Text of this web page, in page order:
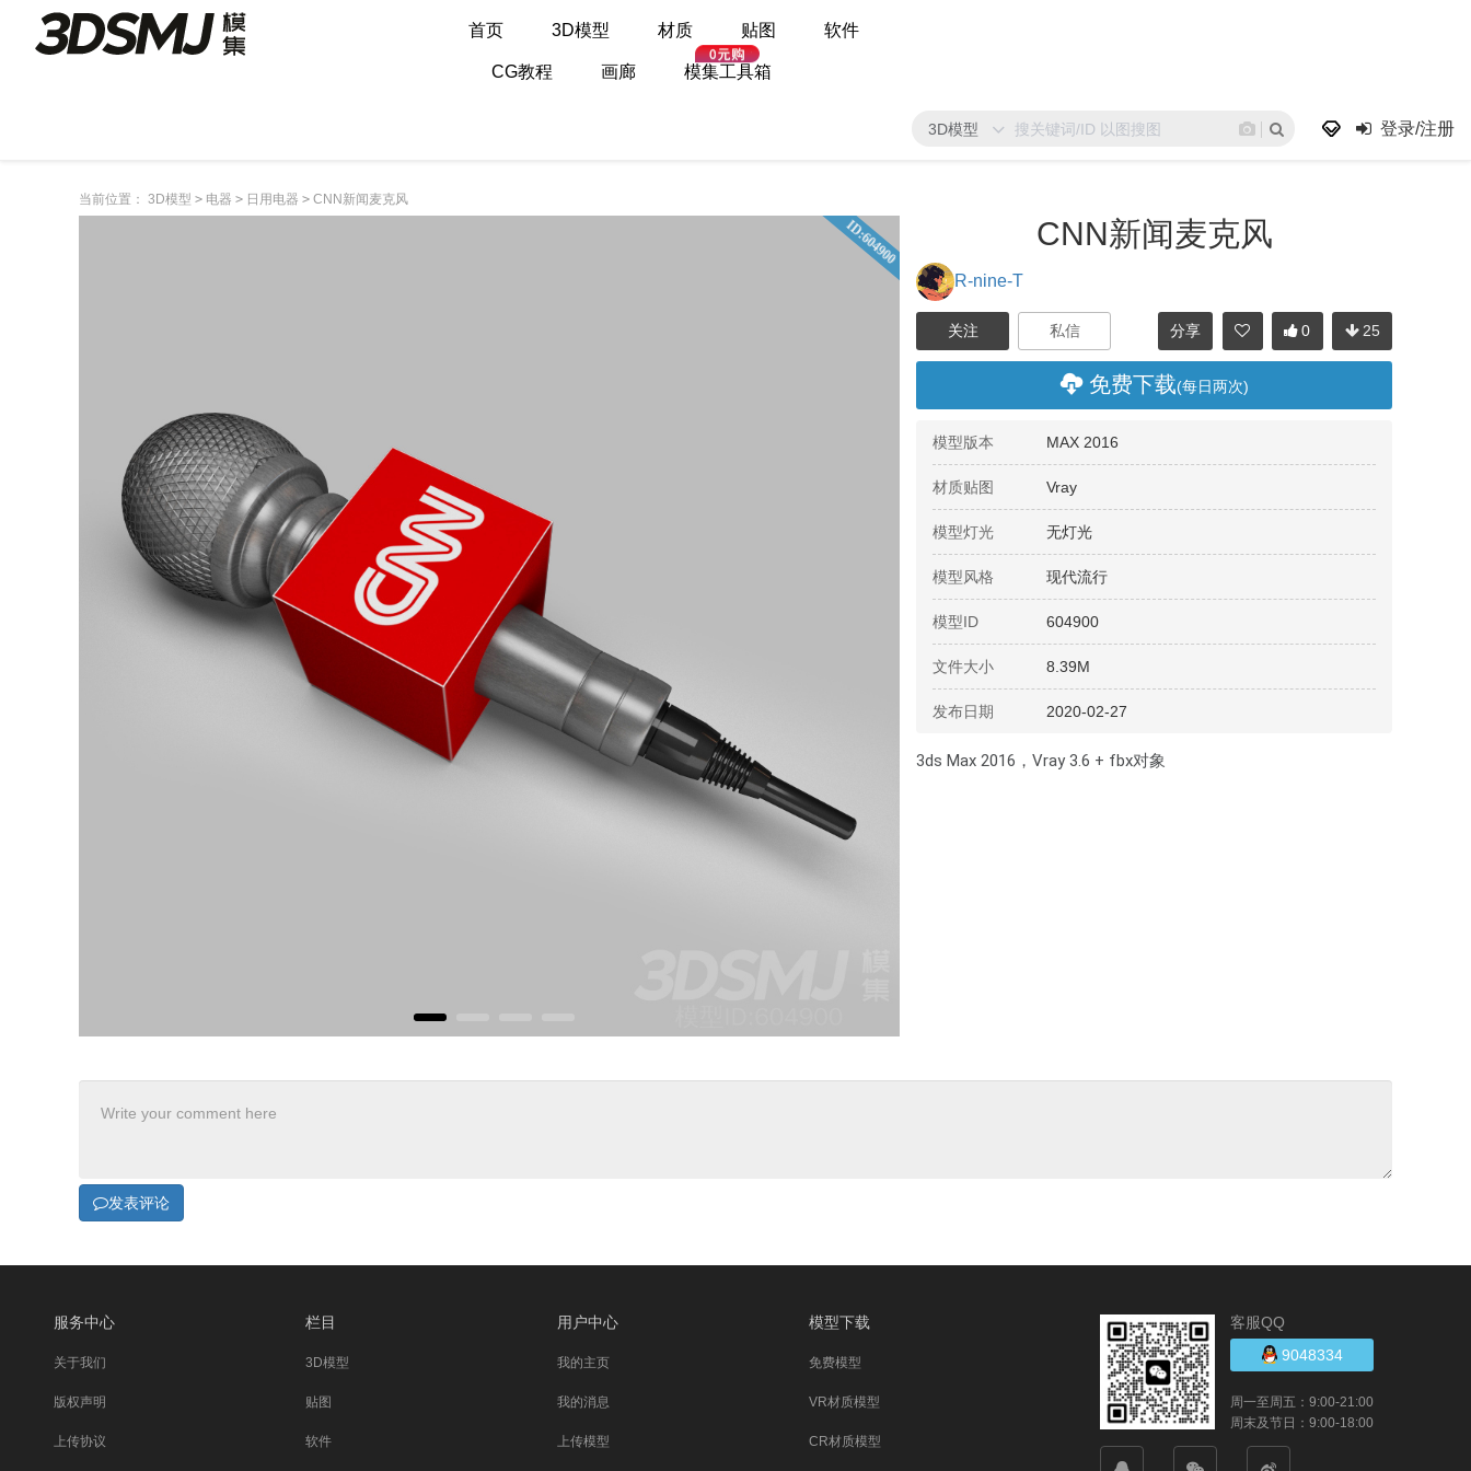
首页 3D模型 材质 贴图 软件
CG教程 画廊 模集工具箱
3D模型 登录/注册
当前位置： 3D模型 > 电器 > 日用电器 > CNN新闻麦克风
ID:604900 CNN新闻麦克风
R-nine-T
25
0
分享
免费下载(每日两次)
模型版本 MAX 2016
材质贴图 Vray
模型灯光 无灯光
模型风格 现代流行
模型ID 604900
文件大小 8.39M
发布日期 2020-02-27
3ds Max 2016，Vray 3.6 + fbx对象
发表评论
服务中心
关于我们
版权声明
上传协议
栏目
3D模型
贴图
软件
用户中心
我的主页
我的消息
上传模型
模型下载
免费模型
VR材质模型
CR材质模型
客服QQ
9048334
周一至周五：9:00-21:00
周末及节日：9:00-18:00